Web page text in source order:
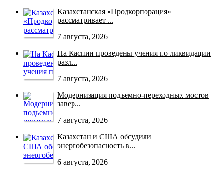
Казахстанская «Продкорпорация»
рассматривает ...
7 августа, 2026
На Каспии проведены учения по ликвидации
разл...
7 августа, 2026
Модернизация подъемно-переходных мостов
завер...
7 августа, 2026
Казахстан и США обсудили
энергобезопасность в...
6 августа, 2026